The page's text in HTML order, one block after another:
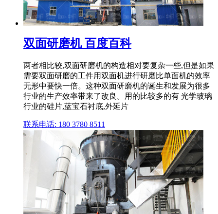
双面研磨机 百度百科
两者相比较,双面研磨机的构造相对要复杂一些,但是如果
需要双面研磨的工件用双面机进行研磨比单面机的效率
无形中要快一倍。这种双面研磨机的诞生和发展为很多
行业的生产效率带来了改良。用的比较多的有 光学玻璃
行业的硅片,蓝宝石衬底,外延片
联系电话: 180 3780 8511